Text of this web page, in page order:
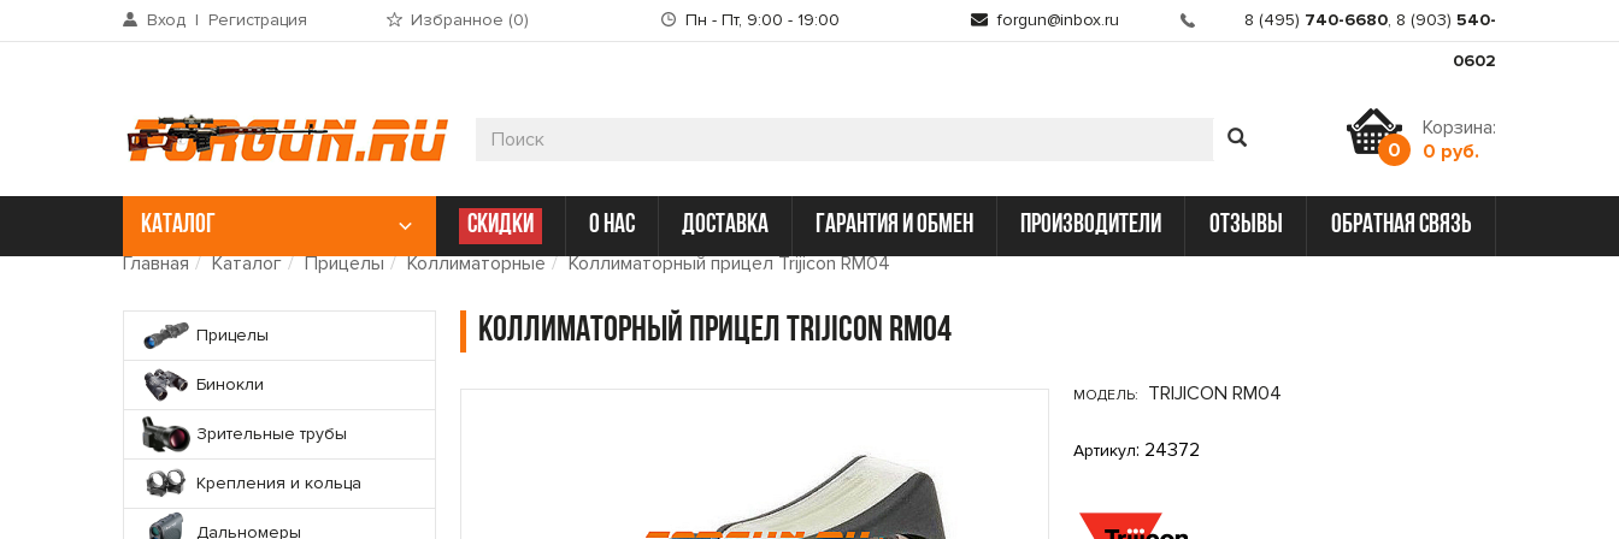
Вход | Регистрация Избранное (0) Пн - Пт, 9:00 - 19:00 forgun@inbox.ru 8 (495) 740-6680, 8 (903) 540-
0602
0
Корзина:
0 руб.
КАТАЛОГ СКИДКИ о нас доставка гарантия и обмен производители отзывы обратная связь
Главная Каталог Прицелы Коллиматорные Коллиматорный прицел Trijicon RM04
Прицелы
Бинокли
Зрительные трубы
Крепления и кольца
Дальномеры
Коллиматорный прицел Trijicon RM04
МОДЕЛЬ: TRIJICON RM04
Артикул: 24372